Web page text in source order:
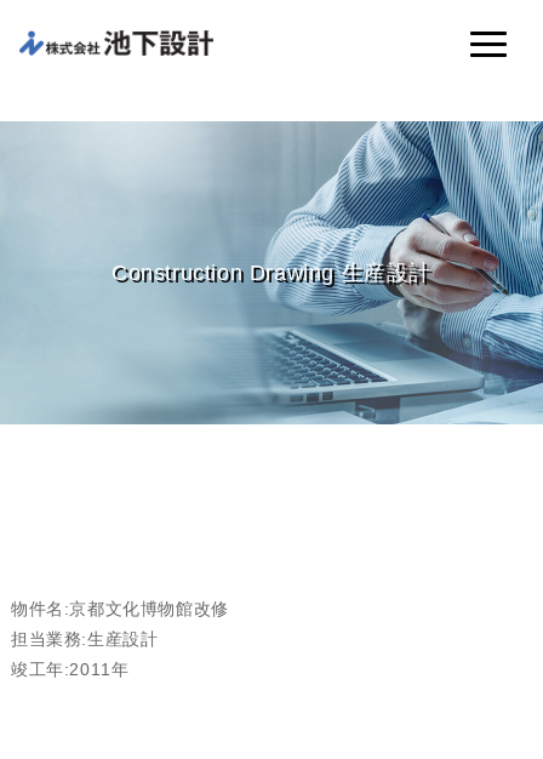
Construction Drawing 生産設計
物件名:京都文化博物館改修
担当業務:生産設計
竣工年:2011年